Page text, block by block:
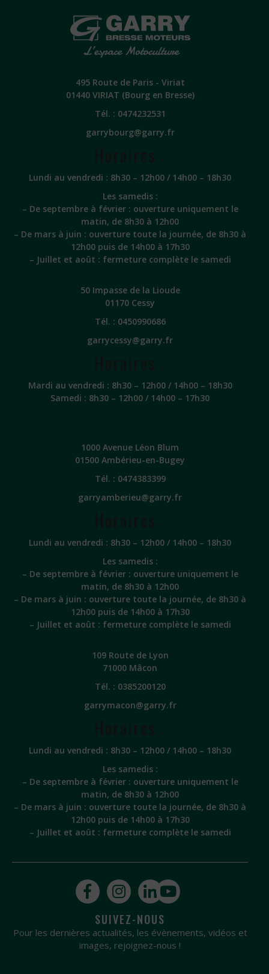
495 Route de Paris - Viriat
01440 VIRIAT (Bourg en Bresse)
Tél. : 0474232531
garrybourg@garry.fr
Lundi au vendredi : 8h30 – 12h00 / 14h00 – 18h30
Les samedis :
– De septembre à février : ouverture uniquement le
matin, de 8h30 à 12h00
– De mars à juin : ouverture toute la journée, de 8h30 à
12h00 puis de 14h00 à 17h30
– Juillet et août : fermeture complète le samedi
50 Impasse de la Lioude
01170 Cessy
Tél. : 0450990686
garrycessy@garry.fr
Mardi au vendredi : 8h30 – 12h00 / 14h00 – 18h30
Samedi : 8h30 – 12h00 / 14h00 – 17h30
1000 Avenue Léon Blum
01500 Ambérieu-en-Bugey
Tél. : 0474383399
garryamberieu@garry.fr
Lundi au vendredi : 8h30 – 12h00 / 14h00 – 18h30
Les samedis :
– De septembre à février : ouverture uniquement le
matin, de 8h30 à 12h00
– De mars à juin : ouverture toute la journée, de 8h30 à
12h00 puis de 14h00 à 17h30
– Juillet et août : fermeture complète le samedi
109 Route de Lyon
71000 Mâcon
Tél. : 0385200120
garrymacon@garry.fr
Lundi au vendredi : 8h30 – 12h00 / 14h00 – 18h30
Les samedis :
– De septembre à février : ouverture uniquement le
matin, de 8h30 à 12h00
– De mars à juin : ouverture toute la journée, de 8h30 à
12h00 puis de 14h00 à 17h30
– Juillet et août : fermeture complète le samedi
SUIVEZ-NOUS
Pour les dernières actualités, les évènements, vidéos et
images, rejoignez-nous !